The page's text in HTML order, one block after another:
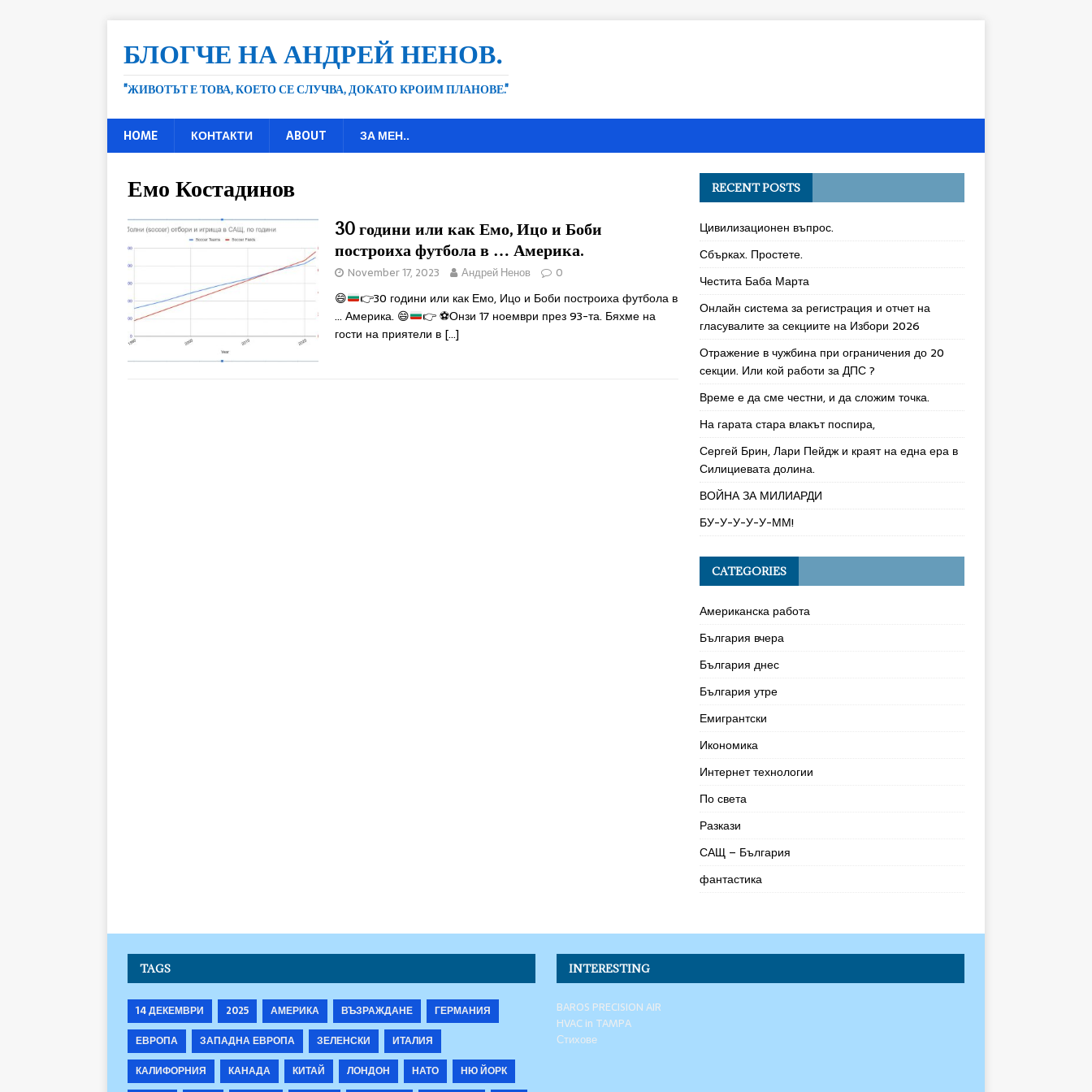
БЛОГЧЕ НА АНДРЕЙ НЕНОВ.
"ЖИВОТЪТ Е ТОВА, КОЕТО СЕ СЛУЧВА, ДОКАТО КРОИМ ПЛАНОВЕ."
HOME КОНТАКТИ ABOUT ЗА МЕН..
Емо Костадинов
30 години или как Емо, Ицо и Боби
построиха футбола в … Америка.
November 17, 2023 Андрей Ненов 0
😄 👉30 години или как Емо, Ицо и Боби построиха футбола в
… Америка. 😄 👉⚽Онзи 17 ноември през 93-та. Бяхме на
гости на приятели в […]
RECENT POSTS
Цивилизационен въпрос.
Сбърках. Простете.
Честита Баба Марта
Онлайн система за регистрация и отчет на
гласувалите за секциите на Избори 2026
Отражение в чужбина при ограничения до 20
секции. Или кой работи за ДПС ?
Време е да сме честни, и да сложим точка.
На гарата стара влакът поспира,
Сергей Брин, Лари Пейдж и краят на една ера в
Силициевата долина.
ВОЙНА ЗА МИЛИАРДИ
БУ-У-У-У-У-ММ!
CATEGORIES
Американска работа
България вчера
България днес
България утре
Емигрантски
Икономика
Интернет технологии
По света
Разкази
САЩ – България
фантастика
TAGS
14 ДЕКЕМВРИ 2025 АМЕРИКА ВЪЗРАЖДАНЕ
ГЕРМАНИЯ
ЕВРОПА
ЗАПАДНА ЕВРОПА ЗЕЛЕНСКИ
ИТАЛИЯ
КАЛИФОРНИЯ
КАНАДА КИТАЙ ЛОНДОН НАТО НЮ ЙОРК
INTERESTING
BAROS PRECISION AIR
HVAC in TAMPA
Стихове